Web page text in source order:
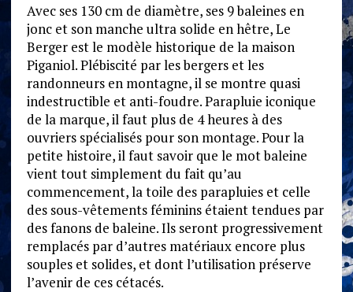
Avec ses 130 cm de diamètre, ses 9 baleines en
jonc et son manche ultra solide en hêtre, Le
Berger est le modèle historique de la maison
Piganiol. Plébiscité par les bergers et les
randonneurs en montagne, il se montre quasi
indestructible et anti-foudre. Parapluie iconique
de la marque, il faut plus de 4 heures à des
ouvriers spécialisés pour son montage. Pour la
petite histoire, il faut savoir que le mot baleine
vient tout simplement du fait qu’au
commencement, la toile des parapluies et celle
des sous-vêtements féminins étaient tendues par
des fanons de baleine. Ils seront progressivement
remplacés par d’autres matériaux encore plus
souples et solides, et dont l’utilisation préserve
l’avenir de ces cétacés.